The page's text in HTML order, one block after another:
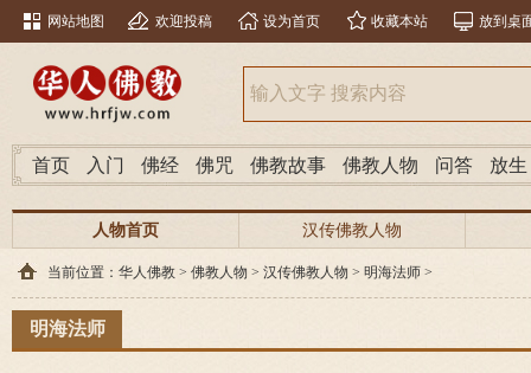
网站地图 欢迎投稿 设为首页 收藏本站 放到桌
首页 入门 佛经 佛咒 佛教故事 佛教人物 问答 放生
人物首页 汉传佛教人物
当前位置： 华人佛教 > 佛教人物 > 汉传佛教人物 > 明海法师 >
明海法师